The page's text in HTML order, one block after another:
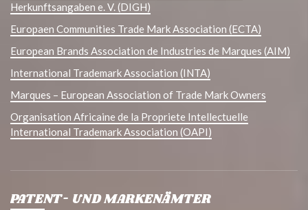
Herkunftsangaben e. V. (DIGH)
Europaen Communities Trade Mark Association (ECTA)
European Brands Association de Industries de Marques (AIM)
International Trademark Association (INTA)
Marques – European Association of Trade Mark Owners
Organisation Africaine de la Propriete Intellectuelle
International Trademark Association (OAPI)
PATENT- UND MARKENÄMTER